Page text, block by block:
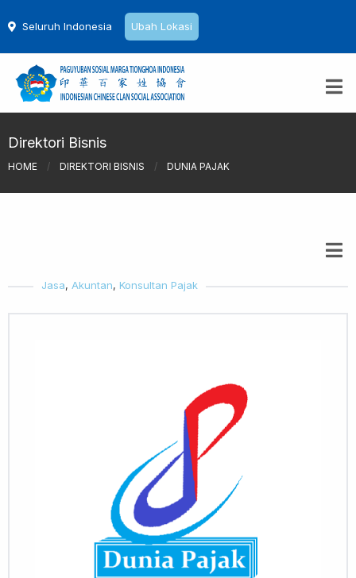
Seluruh Indonesia Ubah Lokasi
Direktori Bisnis
HOME / DIREKTORI BISNIS / DUNIA PAJAK
Jasa, Akuntan, Konsultan Pajak